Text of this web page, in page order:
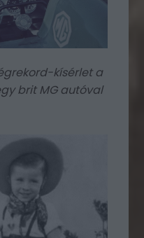
kísérlet a
brit MG autóval